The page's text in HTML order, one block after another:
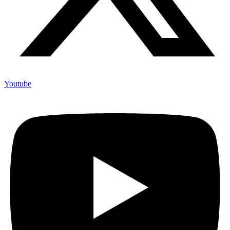
Youtube